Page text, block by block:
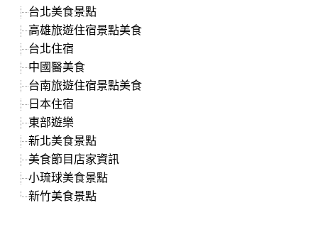
台北美食景點
高雄旅遊住宿景點美食
台北住宿
中國醫美食
台南旅遊住宿景點美食
日本住宿
東部遊樂
新北美食景點
美食節目店家資訊
小琉球美食景點
新竹美食景點